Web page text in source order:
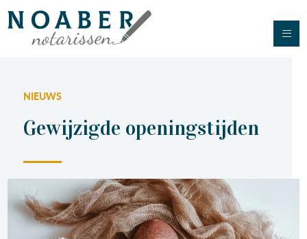
NIEUWS
Gewijzigde openingstijden